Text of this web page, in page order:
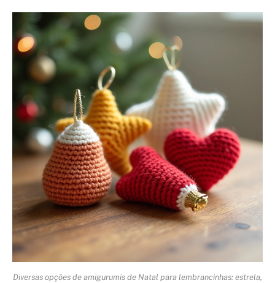
Diversas opções de amigurumis de Natal para lembrancinhas: estrela,